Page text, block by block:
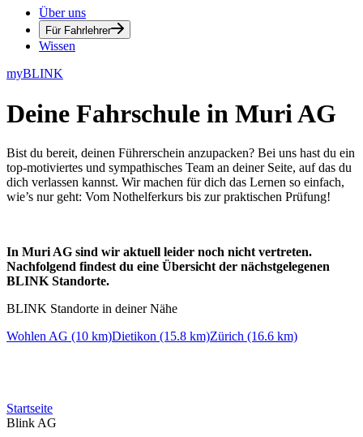
Über uns
Für Fahrlehrer
Wissen
myBLINK
Deine Fahrschule in Muri AG
Bist du bereit, deinen Führerschein anzupacken? Bei uns hast du ein
top-motiviertes und sympathisches Team an deiner Seite, auf das du
dich verlassen kannst. Wir machen für dich das Lernen so einfach,
wie’s nur geht: Vom Nothelferkurs bis zur praktischen Prüfung!
In Muri AG sind wir aktuell leider noch nicht vertreten.
Nachfolgend findest du eine Übersicht der nächstgelegenen
BLINK Standorte.
BLINK Standorte in deiner Nähe
Wohlen AG (10 km)Dietikon (15.8 km)Zürich (16.6 km)
Startseite
Blink AG